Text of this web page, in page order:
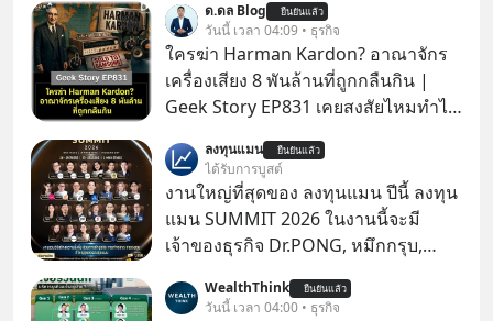
ด.ดล Blog ยืนยันแล้ว
วันนี้ เวลา 04:09 • ธุรกิจ
ใครฆ่า Harman Kardon? อาณาจักร
เครื่องเสียง 8 พันล้านที่ถูกกลืนกิน |
Geek Story EP831 เคยสงสัยไหมทำไม
กล่องมือถือ? หรือลำโพง JBL ถึงวางขาย
เกลื่อนตามห้างทั่วไป? ทั้งที่จริง ๆ แล้ว
ชื่อเหล่านี้คือ “ตำนาน” ระดับเทพที่นัก
เล่นเครื่องเสียงยุคก่อนยอมจ่ายเงินหลัก
แสนเพื่อครอบครอง แต่เบื้องหลังความ
แมสนี้ มีโศกนาฏกรรมของโลกธุรกิจ
ลงทุนแมน ยืนยันแล้ว
ได้รับการบูสต์
งานใหญ่ที่สุดของ ลงทุนแมน ปีนี้ ลงทุน
แมน SUMMIT 2026 ในงานนี้จะมี
เจ้าของธุรกิจ Dr.PONG, หมึกกรุบ,
Fastwork, MizuMi, KARMART, อิชิตัน
WealthThink ยืนยันแล้ว
วันนี้ เวลา 04:00 • ธุรกิจ